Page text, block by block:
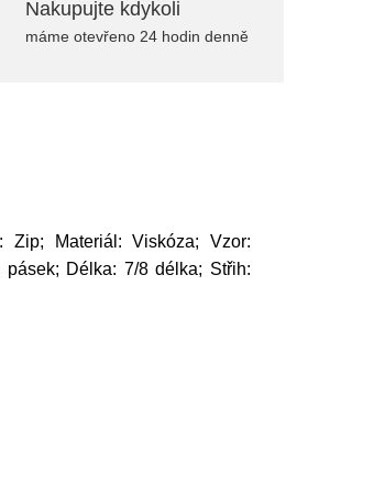
Nakupujte kdykoli
máme otevřeno 24 hodin denně
Zip; Materiál: Viskóza; Vzor:
Délka: 7/8 délka; Střih: